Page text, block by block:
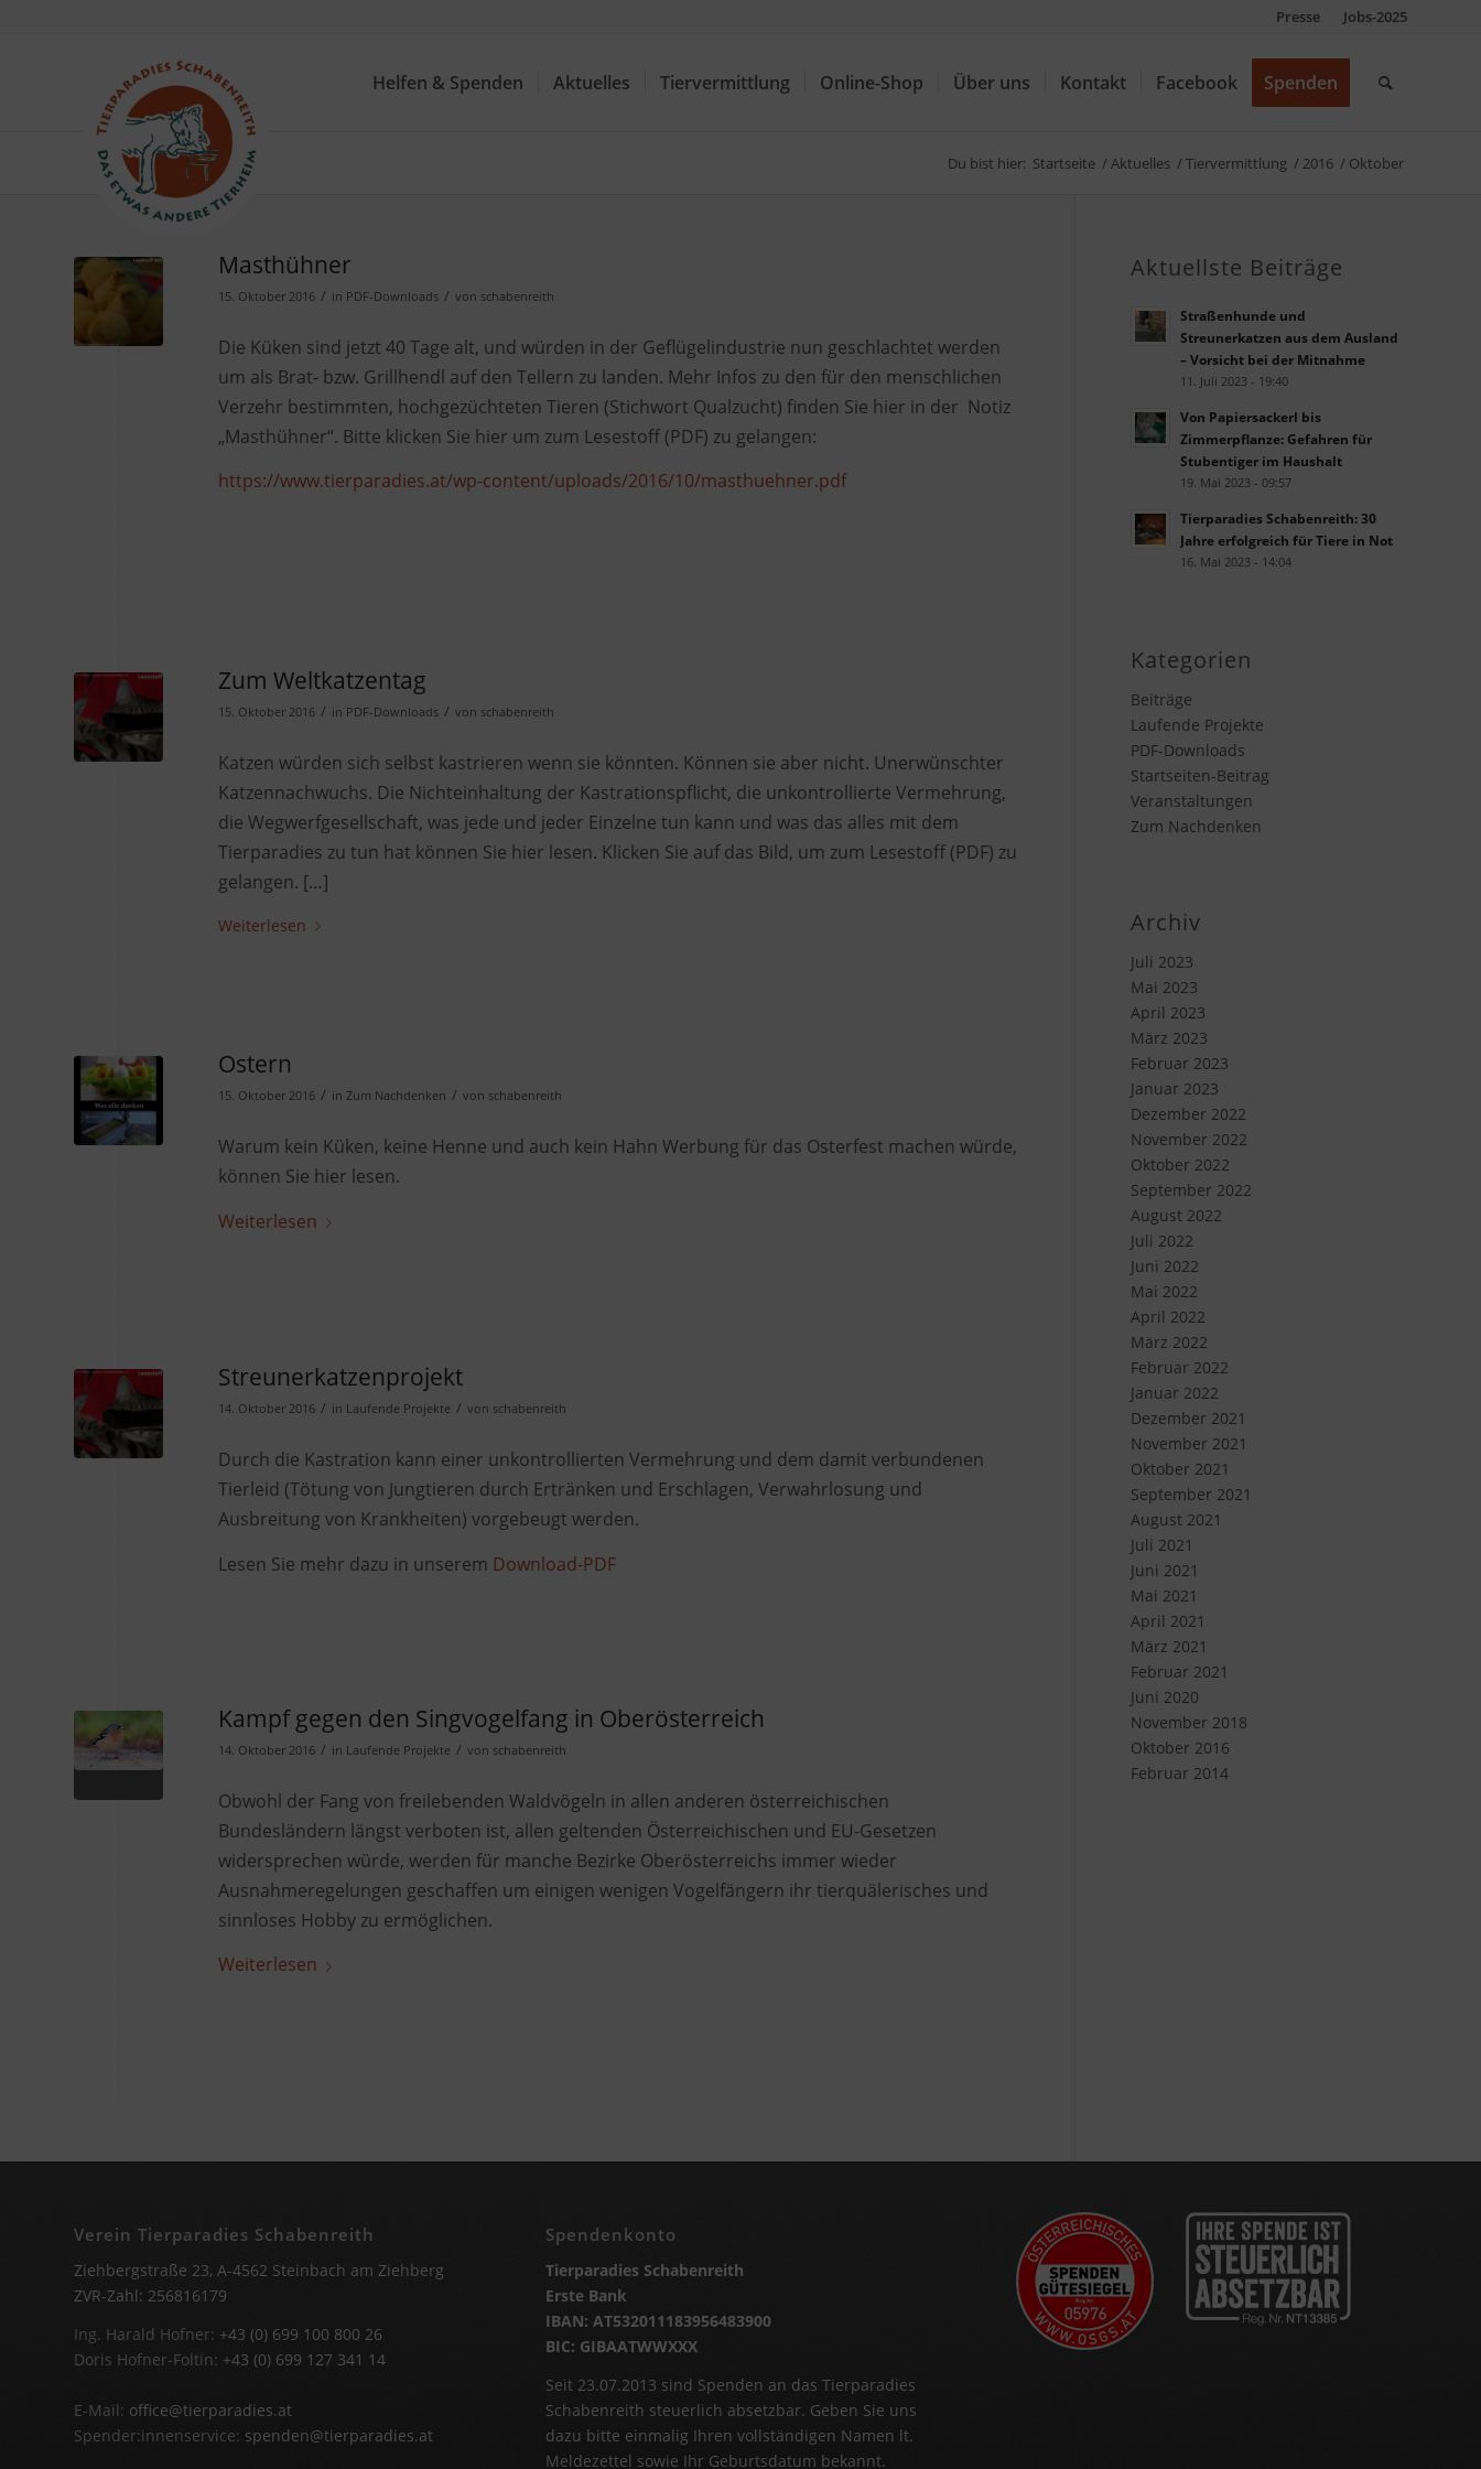
Presse Jobs-2025
Helfen & Spenden Aktuelles Tiervermittlung Online-Shop Über uns Kontakt Facebook Spenden
Du bist hier: Startseite / Aktuelles / Tiervermittlung / 2016 / Oktober
Masthühner
15. Oktober 2016 / in PDF-Downloads / von schabenreith
Die Küken sind jetzt 40 Tage alt, und würden in der Geflügelindustrie nun geschlachtet werden
um als Brat- bzw. Grillhendl auf den Tellern zu landen. Mehr Infos zu den für den menschlichen
Verzehr bestimmten, hochgezüchteten Tieren (Stichwort Qualzucht) finden Sie hier in der Notiz
„Masthühner“. Bitte klicken Sie hier um zum Lesestoff (PDF) zu gelangen:
https://www.tierparadies.at/wp-content/uploads/2016/10/masthuehner.pdf
Zum Weltkatzentag
15. Oktober 2016 / in PDF-Downloads / von schabenreith
Katzen würden sich selbst kastrieren wenn sie könnten. Können sie aber nicht. Unerwünschter
Katzennachwuchs. Die Nichteinhaltung der Kastrationspflicht, die unkontrollierte Vermehrung,
die Wegwerfgesellschaft, was jede und jeder Einzelne tun kann und was das alles mit dem
Tierparadies zu tun hat können Sie hier lesen. Klicken Sie auf das Bild, um zum Lesestoff (PDF) zu
gelangen. […]
Weiterlesen
Ostern
15. Oktober 2016 / in Zum Nachdenken / von schabenreith
Warum kein Küken, keine Henne und auch kein Hahn Werbung für das Osterfest machen würde,
können Sie hier lesen.
Weiterlesen
Streunerkatzenprojekt
14. Oktober 2016 / in Laufende Projekte / von schabenreith
Durch die Kastration kann einer unkontrollierten Vermehrung und dem damit verbundenen
Tierleid (Tötung von Jungtieren durch Ertränken und Erschlagen, Verwahrlosung und
Ausbreitung von Krankheiten) vorgebeugt werden.
Lesen Sie mehr dazu in unserem Download-PDF
Kampf gegen den Singvogelfang in Oberösterreich
14. Oktober 2016 / in Laufende Projekte / von schabenreith
Obwohl der Fang von freilebenden Waldvögeln in allen anderen österreichischen
Bundesländern längst verboten ist, allen geltenden Österreichischen und EU-Gesetzen
widersprechen würde, werden für manche Bezirke Oberösterreichs immer wieder
Ausnahmeregelungen geschaffen um einigen wenigen Vogelfängern ihr tierquälerisches und
sinnloses Hobby zu ermöglichen.
Weiterlesen
Aktuellste Beiträge
Straßenhunde und
Streunerkatzen aus dem Ausland
– Vorsicht bei der Mitnahme
11. Juli 2023 - 19:40
Von Papiersackerl bis
Zimmerpflanze: Gefahren für
Stubentiger im Haushalt
19. Mai 2023 - 09:57
Tierparadies Schabenreith: 30
Jahre erfolgreich für Tiere in Not
16. Mai 2023 - 14:04
Kategorien
Beiträge
Laufende Projekte
PDF-Downloads
Startseiten-Beitrag
Veranstaltungen
Zum Nachdenken
Archiv
Juli 2023
Mai 2023
April 2023
März 2023
Februar 2023
Januar 2023
Dezember 2022
November 2022
Oktober 2022
September 2022
August 2022
Juli 2022
Juni 2022
Mai 2022
April 2022
März 2022
Februar 2022
Januar 2022
Dezember 2021
November 2021
Oktober 2021
September 2021
August 2021
Juli 2021
Juni 2021
Mai 2021
April 2021
März 2021
Februar 2021
Juni 2020
November 2018
Oktober 2016
Februar 2014
Verein Tierparadies Schabenreith
Ziehbergstraße 23, A-4562 Steinbach am Ziehberg
ZVR-Zahl: 256816179
Ing. Harald Hofner: +43 (0) 699 100 800 26
Doris Hofner-Foltin: +43 (0) 699 127 341 14
E-Mail: office@tierparadies.at
Spender:innenservice: spenden@tierparadies.at
Spendenkonto
Tierparadies Schabenreith
Erste Bank
IBAN: AT532011183956483900
BIC: GIBAATWWXXX
Seit 23.07.2013 sind Spenden an das Tierparadies
Schabenreith steuerlich absetzbar. Geben Sie uns
dazu bitte einmalig Ihren vollständigen Namen lt.
Meldezettel sowie Ihr Geburtsdatum bekannt.